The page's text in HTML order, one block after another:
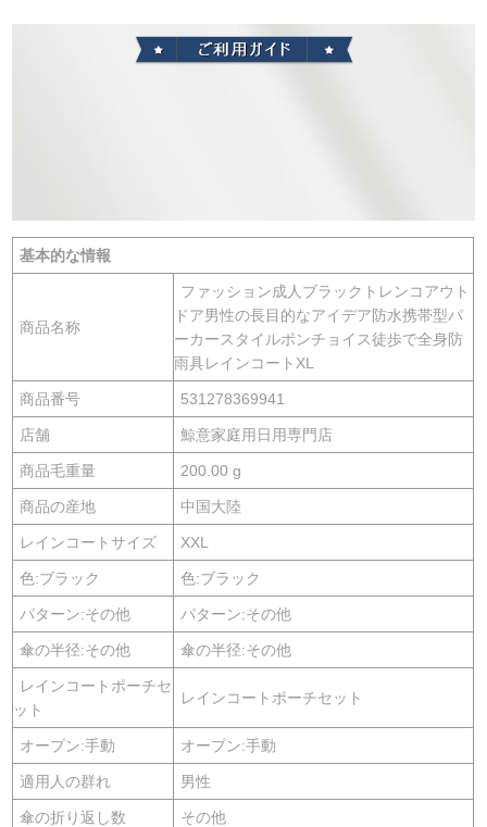
基本的な情報
商品名称
ファッション成人ブラックトレンコアウト
ドア男性の長目的なアイデア防水携帯型パ
ーカースタイルポンチョイス徒歩で全身防
雨具レインコートXL
商品番号 531278369941
店舗 鯨意家庭用日用専門店
商品毛重量 200.00 g
商品の産地 中国大陸
レインコートサイズ XXL
色:ブラック 色:ブラック
パターン:その他 パターン:その他
傘の半径:その他 傘の半径:その他
レインコートポーチセ
ット
レインコートポーチセット
オープン:手動 オープン:手動
適用人の群れ 男性
傘の折り返し数 その他